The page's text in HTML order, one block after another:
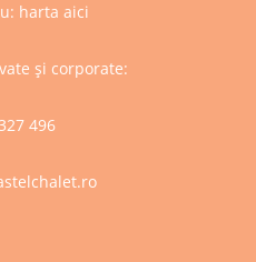
harta aici
și corporate:
496